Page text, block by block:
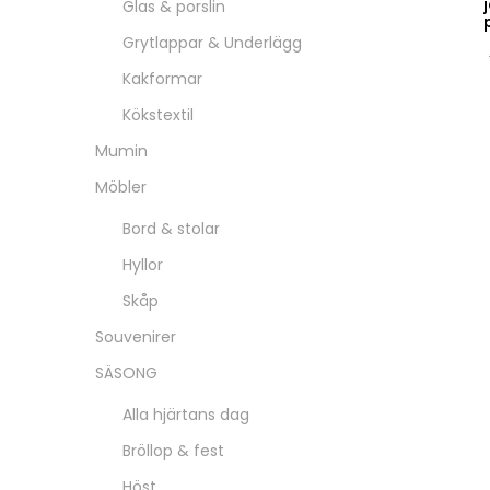
Glas & porslin
Grytlappar & Underlägg
Kakformar
Kökstextil
Mumin
Möbler
Bord & stolar
Hyllor
Skåp
Souvenirer
SÄSONG
Alla hjärtans dag
Bröllop & fest